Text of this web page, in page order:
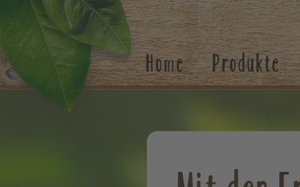
Home Produkte
Suchen